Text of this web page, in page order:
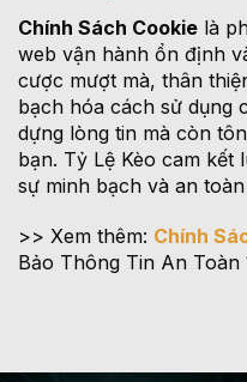
Chính Sách Cookie là
web vận hành ổn định
cược mượt mà, thân
bạch hóa cách sử dụng
dựng lòng tin mà còn
bạn. Tỷ Lệ Kèo cam
sự minh bạch và an
>> Xem thêm: Chính
Bảo Thông Tin An Toàn